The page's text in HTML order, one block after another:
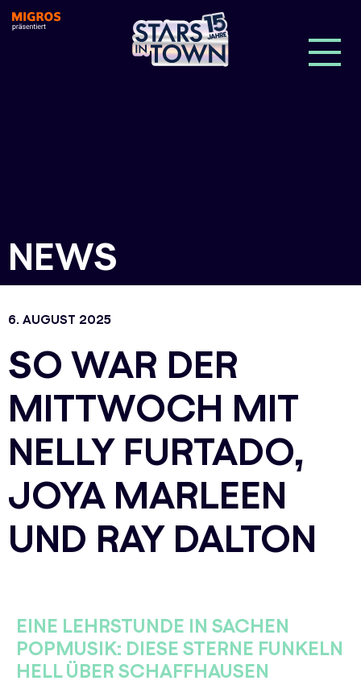
NEWS
6. AUGUST 2025
SO WAR DER
MITTWOCH MIT
NELLY FURTADO,
JOYA MARLEEN
UND RAY DALTON
EINE LEHRSTUNDE IN SACHEN
POPMUSIK: DIESE STERNE FUNKELN
HELL ÜBER SCHAFFHAUSEN